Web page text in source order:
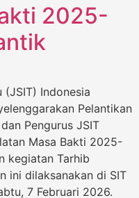
2025-
(JSIT) Indonesia
Pelantikan
Pengurus JSIT
Masa Bakti 2025-
kegiatan Tarhib
ini dilaksanakan di SIT
7 Februari 2026.